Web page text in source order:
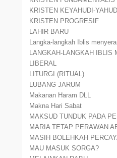
KRISTEN KEYAHUDI-
KRISTEN PROGRESIF
LAHIR BARU
Langka-langkah Iblis
LANGKAH-LANGKAH IBLIS
LIBERAL
LITURGI (RITUAL)
LUBANG JARUM
Makanan Haram DLL
Makna Hari Sabat
MAKSUD TUNDUK PADA
MARIA TETAP PERAWAN
MASIH BOLEHKAH
MAU MASUK SORGA?